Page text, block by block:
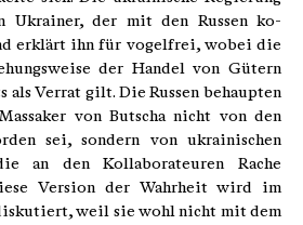
Ukrainer, der mit den Russen ko­
erklärt ihn für vogelfrei, wobei die
der Handel von Gütern
als Verrat gilt. Die Russen behaupten
von Butscha nicht von den
sei, sondern von uk­rainischen
an den Kolla­borateuren Rache
Ver­sion der Wahrheit wird im
weil sie wohl nicht mit dem